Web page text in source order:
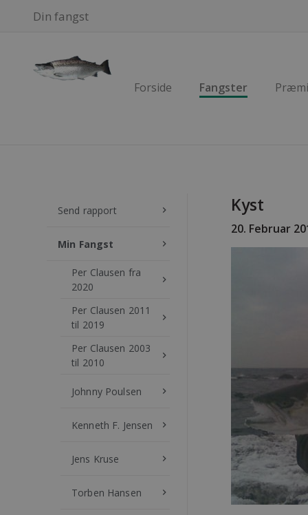
Din fangst
Forside Fangster
Send rapport keyboard_arrow_right
Min Fangst keyboard_arrow_right
Per Clausen fra
2020
keyboard_arrow_right
Per Clausen 2011
til 2019
keyboard_arrow_right
Per Clausen 2003
til 2010
keyboard_arrow_right
Johnny Poulsen keyboard_arrow_right
Kenneth F. Jensen keyboard_arrow_right
Jens Kruse keyboard_arrow_right
Torben Hansen keyboard_arrow_right
Kyst
20. Februar